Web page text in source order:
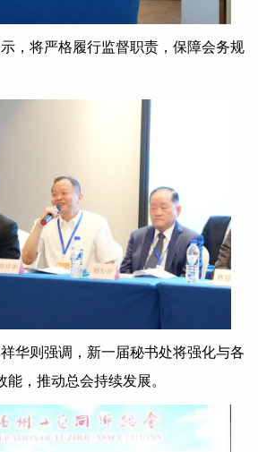
，将严格履行监督职责，保障会务规
华则强调，新一届秘书处将强化与各
，推动总会持续发展。